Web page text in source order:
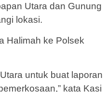
Utara dan Gunung
lokasi.
Halimah ke Polsek
untuk buat laporan
kata Kasi